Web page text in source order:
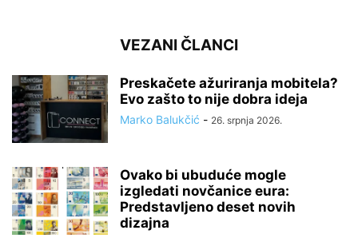
VEZANI ČLANCI
Preskačete ažuriranja mobitela?
Evo zašto to nije dobra ideja
Marko Balukčić - 26. srpnja 2026.
Ovako bi ubuduće mogle
izgledati novčanice eura:
Predstavljeno deset novih
dizajna